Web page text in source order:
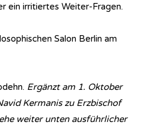
ein irritiertes Weiter-Fragen.
Salon Berlin am
Ergänzt am 1. Oktober
Kermanis zu Erzbischof
weiter unten ausführlicher